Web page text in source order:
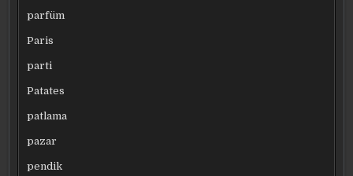
parfüm
Paris
parti
Patates
patlama
pazar
pendik